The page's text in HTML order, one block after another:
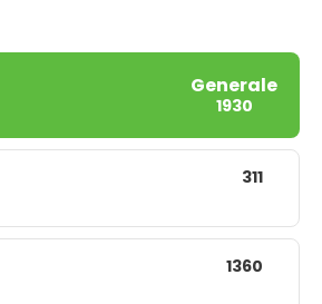
Generale
1930
311
1360